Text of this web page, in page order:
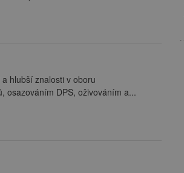
hlubší znalosti v oboru
osazováním DPS, oživováním a...